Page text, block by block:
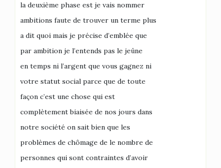
la deuxième phase est je vais nommer
ambitions faute de trouver un terme plus
a dit quoi mais je précise d’emblée que
par ambition je l’entends pas le jeûne
en temps ni l’argent que vous gagnez ni
votre statut social parce que de toute
façon c’est une chose qui est
complètement biaisée de nos jours dans
notre société on sait bien que les
problèmes de chômage de le nombre de
personnes qui sont contraintes d’avoir